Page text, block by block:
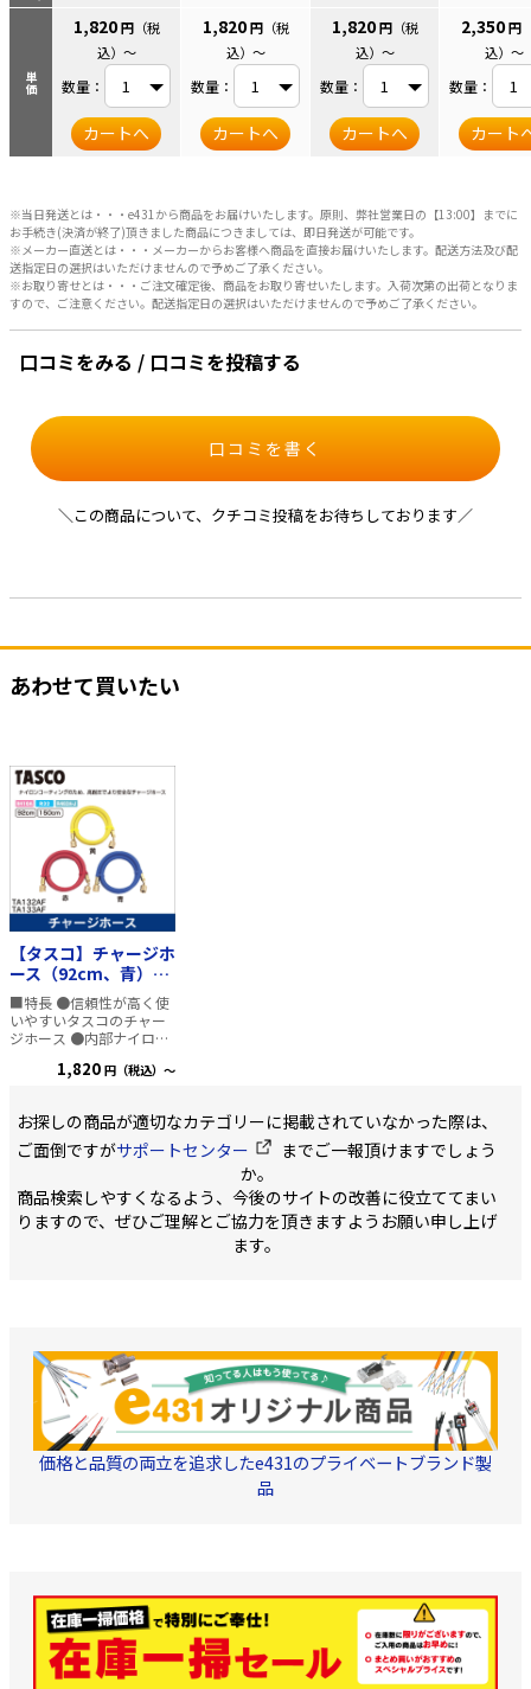
単価
1,820 円（税
込） ～
数量：
カートへ
1,820 円（税
込） ～
数量：
カートへ
1,820 円（税
込） ～
数量：
カートへ
2,350 円
込） ～
数量：
カート
※当日発送とは・・・e431から商品をお届けいたします。原則、弊社営業日の【13:00】までに
お手続き(決済が終了)頂きました商品につきましては、即日発送が可能です。
※メーカー直送とは・・・メーカーからお客様へ商品を直接お届けいたします。配送方法及び配
送指定日の選択はいただけませんので予めご了承ください。
※お取り寄せとは・・・ご注文確定後、商品をお取り寄せいたします。入荷次第の出荷となりま
すので、ご注意ください。配送指定日の選択はいただけませんので予めご了承ください。
口コミをみる / 口コミを投稿する
口コミを書く
＼この商品について、クチコミ投稿をお待ちしております／
あわせて買いたい
【タスコ】チャージホ
ース（92cm、青）
TA132AF-2
■特長 ●信頼性が高く使
いやすいタスコのチャー
ジホース ●内部ナイロン
耐圧でより安全なチャー
続口径：5／16″フレア ・
使用圧力：～5.5MPa ・交
換用パッキン：TA133AFP
1,820 円（税込）～
お探しの商品が適切なカテゴリーに掲載されていなかった際は、
ご面倒ですがサポートセンター
までご一報頂けますでしょう
か。
商品検索しやすくなるよう、今後のサイトの改善に役立ててまい
りますので、ぜひご理解とご協力を頂きますようお願い申し上げ
ます。
価格と品質の両立を追求したe431のプライベートブランド製
品